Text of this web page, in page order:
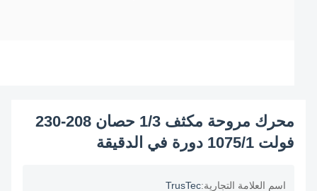
محرك مروحة مكثف 1/3 حصان 208-230
فولت 1075/1 دورة في الدقيقة
اسم العلامة التجارية:TrusTec